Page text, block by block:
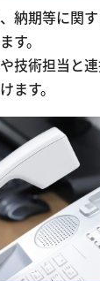
納期等に関
す。
技術担当と
ます。